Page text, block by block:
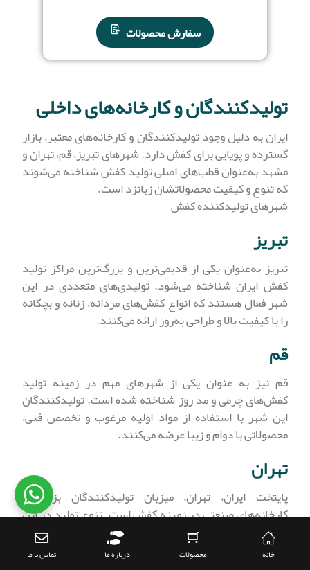
سفارش محصولات
تولیدکنندگان و کارخانه‌های داخلی
ایران به دلیل وجود تولیدکنندگان و کارخانه‌های معتبر، بازار
گسترده و پویایی برای کفش دارد. شهرهای تبریز، قم، تهران و
مشهد به‌عنوان قطب‌های اصلی تولید کفش شناخته می‌شوند
که تنوع و کیفیت محصولاتشان زبانزد است.
شهرهای تولیدکننده کفش
تبریز
تبریز به‌عنوان یکی از قدیمی‌ترین و بزرگ‌ترین مراکز تولید
کفش ایران شناخته می‌شود. تولیدی‌های متعددی در این
شهر فعال هستند که انواع کفش‌های مردانه، زنانه و بچگانه
را با کیفیت بالا و طراحی به‌روز ارائه می‌کنند.
قم
قم نیز به عنوان یکی از شهرهای مهم در زمینه تولید
کفش‌های چرمی و مد روز شناخته شده است. تولیدکنندگان
این شهر با استفاده از مواد اولیه مرغوب و تخصص فنی،
محصولاتی با دوام و زیبا عرضه می‌کنند.
تهران
پایتخت ایران، تهران، میزبان تولیدکنندگان بزرگ و
کارخانه‌های صنعتی در زمینه کفش است. تنوع تولید در این
شهر بالا بوده و دسترسی به بازارهای گسترده داخلی و خارجی
آسان است.
خانه محصولات درباره ما تماس با ما